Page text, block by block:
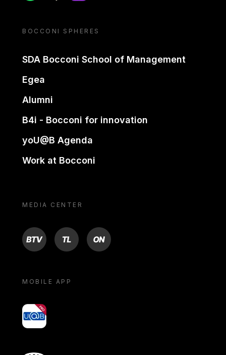
BOCCONI SPHERES
SDA Bocconi School of Management
Egea
Alumni
B4i - Bocconi for innovation
yoU@B Agenda
Work at Bocconi
MEDIA CENTER
BTV TL ON
MOBILE APP
yoU@B